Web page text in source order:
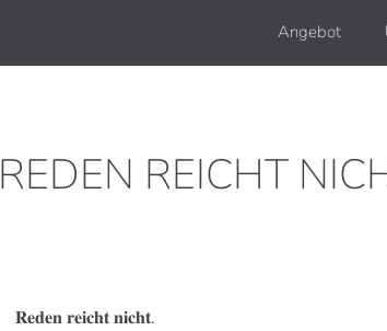
Angebot
REDEN REICHT
𝐑𝐞𝐝𝐞𝐧 𝐫𝐞𝐢𝐜𝐡𝐭 𝐧𝐢𝐜𝐡𝐭.